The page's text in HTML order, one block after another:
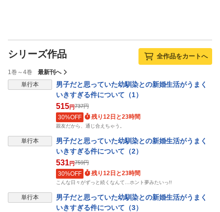
シリーズ作品 全作品をカートへ
1巻～4巻
最新刊へ
単行本
男子だと思っていた幼馴染との新婚生活がうまく
いきすぎる件について（1）
515円737円
30%OFF 残り12日と23時間
親友だから、通じ合えちゃう。
単行本
男子だと思っていた幼馴染との新婚生活がうまく
いきすぎる件について（2）
531円759円
30%OFF 残り12日と23時間
こんな日々がずっと続くなんて…ホント夢みたいっ!!
単行本
男子だと思っていた幼馴染との新婚生活がうまく
いきすぎる件について（3）